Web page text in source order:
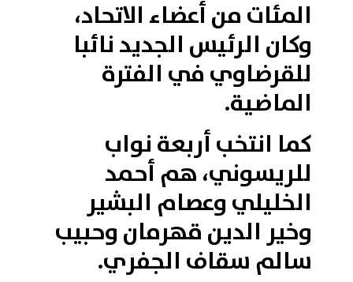
المئات من أعضاء الاتحاد،
وكان الرئيس الجديد نائبا
للقرضاوي في الفترة
الماضية.
كما انتخب أربعة نواب
للريسوني، هم أحمد
الخليلي وعصام البشير
وخير الدين قهرمان وحبيب
سالم سقاف الجفري.